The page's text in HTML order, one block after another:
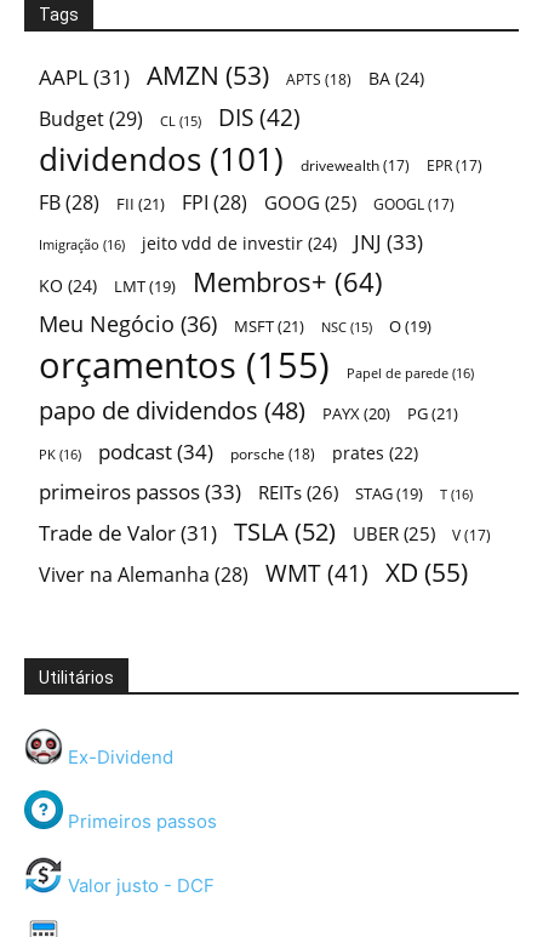
Tags
AAPL(31) AMZN (53) APTS (18) BA (24)
Budget(29) CL (15) DIS (42)
dividendos (101) drivewealth(17) EPR(17)
FB(28) FII (21) FPI (28) GOOG (25) GOOGL(17)
Imigração (16) jeito vdd de investir (24) JNJ (33)
KO (24) LMT(19) Membros+ (64)
Meu Negócio (36) MSFT(21) NSC (15) O(19)
orçamentos (155) Papel de parede (16)
papo de dividendos (48) PAYX(20) PG(21)
PK (16) podcast(34) porsche (18) prates (22)
primeiros passos(33) REITs (26) STAG(19) T (16)
Trade de Valor(31) TSLA(52) UBER (25) V(17)
Viver na Alemanha (28) WMT (41) XD (55)
Utilitários
Ex-Dividend
Primeiros passos
Valor justo - DCF